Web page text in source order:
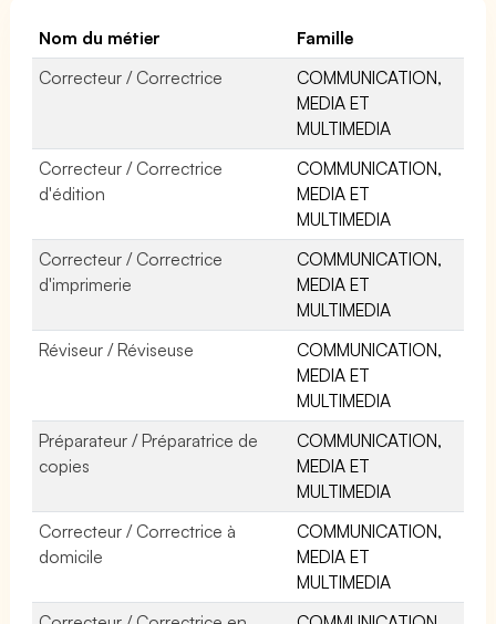
Nom du métier
Famille
Correcteur / Correctrice
COMMUNICATION,
MEDIA ET
MULTIMEDIA
Correcteur / Correctrice
d'édition
COMMUNICATION,
MEDIA ET
MULTIMEDIA
Correcteur / Correctrice
d'imprimerie
COMMUNICATION,
MEDIA ET
MULTIMEDIA
Réviseur / Réviseuse
COMMUNICATION,
MEDIA ET
MULTIMEDIA
Préparateur / Préparatrice de
copies
COMMUNICATION,
MEDIA ET
MULTIMEDIA
Correcteur / Correctrice à
domicile
COMMUNICATION,
MEDIA ET
MULTIMEDIA